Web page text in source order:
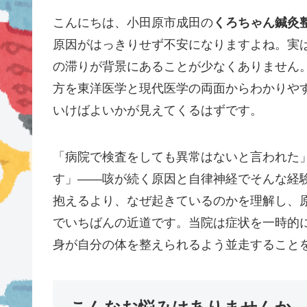
こんにちは、小田原市成田のくろちゃん鍼灸
原因がはっきりせず不安になりますよね。
の滞りが背景にあることが少なくありませ
方を東洋医学と現代医学の両面からわかり
いけばよいかが見えてくるはずです。
「病院で検査をしても異常はないと言われ
す」——咳が続く原因と自律神経でそんな経
抱えるより、なぜ起きているのかを理解し
でいちばんの近道です。当院は症状を一時
身が自分の体を整えられるよう並走すること